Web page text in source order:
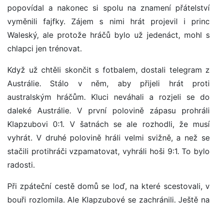
popovídal a nakonec si spolu na znamení přátelství
vyměnili fajfky. Zájem s nimi hrát projevil i princ
Waleský, ale protože hráčů bylo už jedenáct, mohl s
chlapci jen trénovat.
Když už chtěli skončit s fotbalem, dostali telegram z
Austrálie. Stálo v něm, aby přijeli hrát proti
australským hráčům. Kluci neváhali a rozjeli se do
daleké Austrálie. V první polovině zápasu prohráli
Klapzubovi 0:1. V šatnách se ale rozhodli, že musí
vyhrát. V druhé polovině hráli velmi svižně, a než se
stačili protihráči vzpamatovat, vyhráli hoši 9:1. To bylo
radosti.
Při zpáteční cestě domů se loď, na které scestovali, v
bouři rozlomila. Ale Klapzubové se zachránili. Ještě na